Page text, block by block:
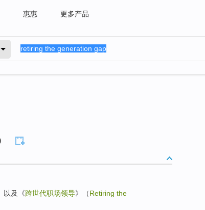
惠惠 更多产品
以及《跨世代职场领导》（Retiring the